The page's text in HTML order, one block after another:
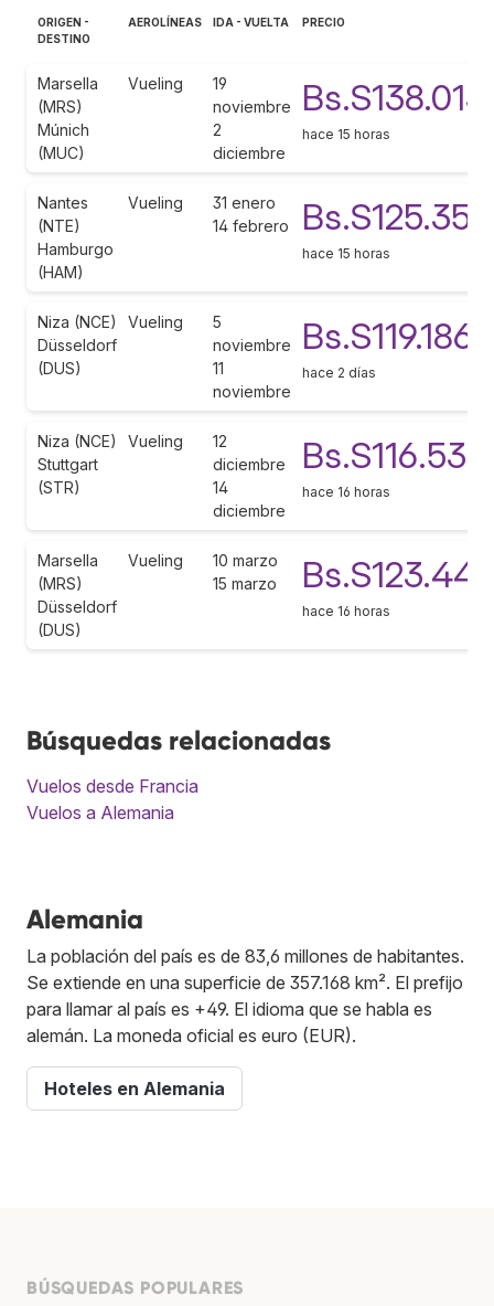
ORIGEN -
DESTINO
AEROLÍNEAS IDA - VUELTA PRECIO
Marsella
(MRS)
Múnich
(MUC)
Vueling
19
noviembre
2
diciembre
Bs.S138.013
hace 15 horas
Nantes
(NTE)
Hamburgo
(HAM)
Vueling
31 enero
14 febrero
Bs.S125.353
hace 15 horas
Niza (NCE)
Düsseldorf
(DUS)
Vueling
5
noviembre
11
noviembre
Bs.S119.186
hace 2 días
Niza (NCE)
Stuttgart
(STR)
Vueling
12
diciembre
14
diciembre
Bs.S116.539
hace 16 horas
Marsella
(MRS)
Düsseldorf
(DUS)
Vueling
10 marzo
15 marzo
Bs.S123.447
hace 16 horas
Búsquedas relacionadas
Vuelos desde Francia
Vuelos a Alemania
Alemania
La población del país es de 83,6 millones de habitantes.
Se extiende en una superficie de 357.168 km². El prefijo
para llamar al país es +49. El idioma que se habla es
alemán. La moneda oficial es euro (EUR).
Hoteles en Alemania
BÚSQUEDAS POPULARES